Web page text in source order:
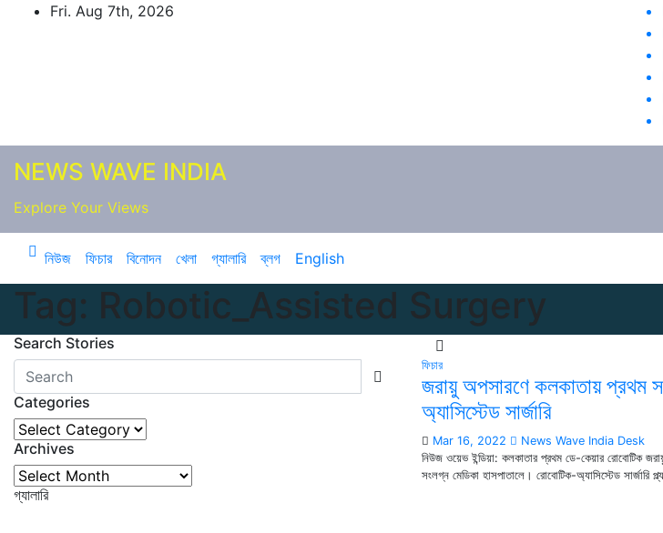
Fri. Aug 7th, 2026
NEWS WAVE INDIA
Explore Your Views
নিউজ ফিচার বিনোদন খেলা গ্যালারি ব্লগ English
Tag: Robotic_Assisted Surgery
Search Stories
Categories
Categories
Archives
Archives
গ্যালারি
ফিচার
জরায়ু অপসারণে কলকাতায় প্রথম
অ্যাসিস্টেড সার্জারি
Mar 16, 2022
News Wave India Desk
নিউজ ওয়েভ ইন্ডিয়া: কলকাতার প্রথম ডে-কেয়ার রোবোটিক
সংলগ্ন মেডিকা হাসপাতালে। রোবোটিক-অ্যাসিস্টেড সার্জারি